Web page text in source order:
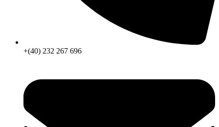
+(40) 232 267 696